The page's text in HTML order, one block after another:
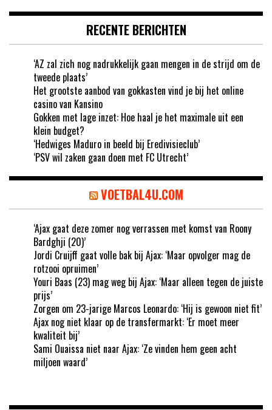
RECENTE BERICHTEN
‘AZ zal zich nog nadrukkelijk gaan mengen in de strijd om de
tweede plaats’
Het grootste aanbod van gokkasten vind je bij het online
casino van Kansino
Gokken met lage inzet: Hoe haal je het maximale uit een
klein budget?
‘Hedwiges Maduro in beeld bij Eredivisieclub’
‘PSV wil zaken gaan doen met FC Utrecht’
VOETBAL4U.COM
‘Ajax gaat deze zomer nog verrassen met komst van Roony
Bardghji (20)’
Jordi Cruijff gaat volle bak bij Ajax: ‘Maar opvolger mag de
rotzooi opruimen’
Youri Baas (23) mag weg bij Ajax: ‘Maar alleen tegen de juiste
prijs’
Zorgen om 23-jarige Marcos Leonardo: ‘Hij is gewoon niet fit’
Ajax nog niet klaar op de transfermarkt: ‘Er moet meer
kwaliteit bij’
Sami Ouaissa niet naar Ajax: ‘Ze vinden hem geen acht
miljoen waard’